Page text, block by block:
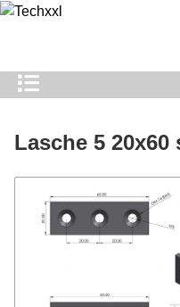
Lasche 5 20x60